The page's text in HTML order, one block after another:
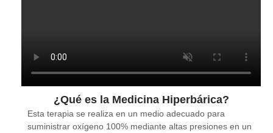
¿Qué es la Medicina Hiperbárica?
Esta terapia se realiza en un medio adecuado para
suministrar oxígeno 100% mediante altas presiones en un